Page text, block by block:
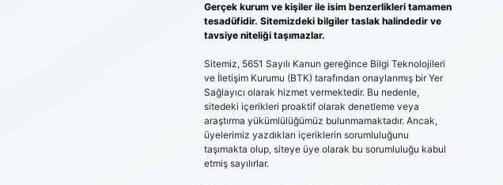
Gerçek kurum ve kişiler ile isim benzerlikleri tamamen
tesadüfidir. Sitemizdeki bilgiler taslak halindedir ve
tavsiye niteliği taşımazlar.
Sitemiz, 5651 Sayılı Kanun gereğince Bilgi Teknolojileri
ve İletişim Kurumu (BTK) tarafından onaylanmış bir Yer
Sağlayıcı olarak hizmet vermektedir. Bu nedenle,
sitedeki içerikleri proaktif olarak denetleme veya
araştırma yükümlülüğümüz bulunmamaktadır. Ancak,
üyelerimiz yazdıkları içeriklerin sorumluluğunu
taşımakta olup, siteye üye olarak bu sorumluluğu kabul
etmiş sayılırlar.